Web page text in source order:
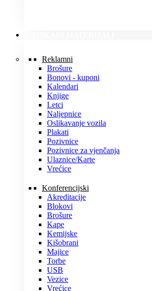
Reklamni
Brošure
Bonovi - kuponi
Kalendari
Knjige
Letci
Naljepnice
Oslikavanje vozila
Plakati
Pozivnice
Pozivnice za vjenčanja
Ulaznice/Karte
Vrećice
Konferencijski
Akreditacije
Blokovi
Brošure
Kape
Kemijske
Kišobrani
Majice
Torbe
USB
Vezice
Vrećice